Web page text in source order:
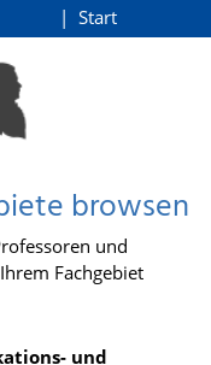
Start
browsen
und
Fachgebiet
und